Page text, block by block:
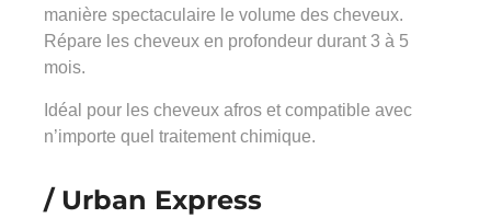
manière spectaculaire le volume des cheveux.
Répare les cheveux en profondeur durant 3 à 5
mois.
Idéal pour les cheveux afros et compatible avec
n’importe quel traitement chimique.
/ Urban Express